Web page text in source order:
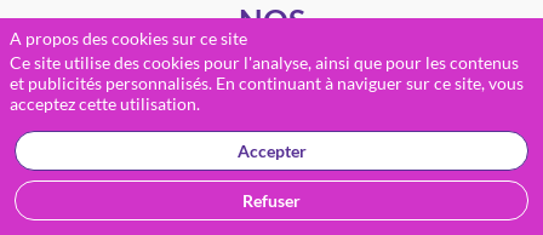
NOS
PARTENAIRES
ASSOCIATIFS
A propos des cookies sur ce site
Ce site utilise des cookies pour l'analyse, ainsi que pour les contenus
et publicités personnalisés. En continuant à naviguer sur ce site, vous
acceptez cette utilisation.
Accepter
Refuser